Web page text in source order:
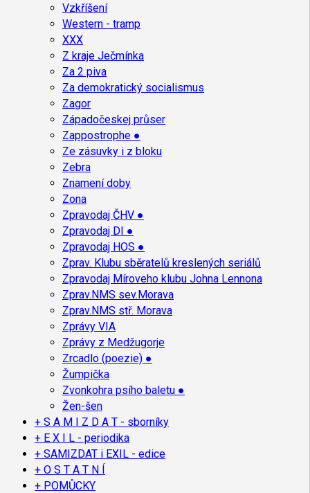
Vzkříšení
Western - tramp
XXX
Z kraje Ječmínka
Za 2 piva
Za demokratický socialismus
Zagor
Západočeskej průser
Zappostrophe ●
Ze zásuvky i z bloku
Zebra
Znamení doby
Zona
Zpravodaj ČHV ●
Zpravodaj DI ●
Zpravodaj HOS ●
Zprav. Klubu sběratelů kreslených seriálů
Zpravodaj Míroveho klubu Johna Lennona
Zprav.NMS sev.Morava
Zprav.NMS stř. Morava
Zprávy VIA
Zprávy z Medžugorje
Zrcadlo (poezie) ●
Žumpička
Zvonkohra psího baletu ●
Žen-šen
+ S A M I Z D A T - sborníky
+ E X I L - periodika
+ SAMIZDAT i EXIL - edice
+ O S T A T N Í
+ POMŮCKY